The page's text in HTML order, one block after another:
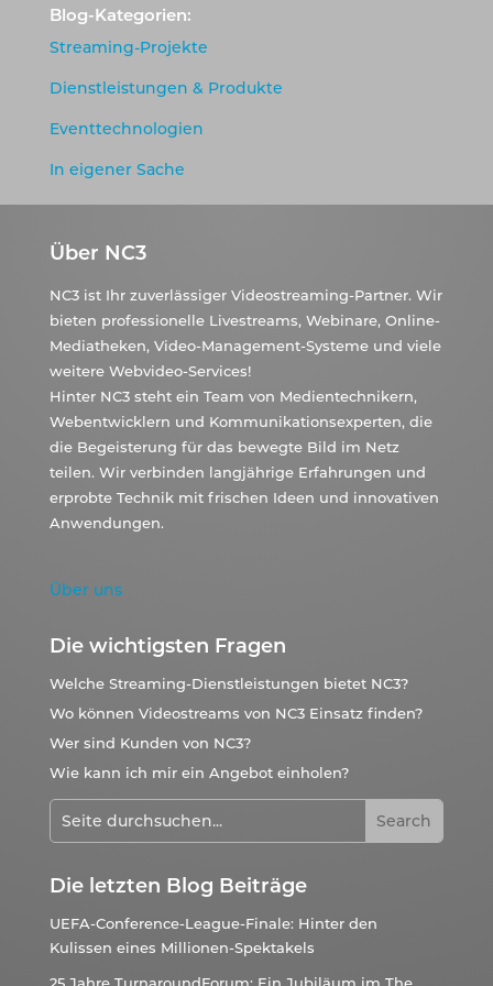
Blog-Kategorien:
Streaming-Projekte
Dienstleistungen & Produkte
Eventtechnologien
In eigener Sache
Über NC3
NC3 ist Ihr zuverlässiger Videostreaming-Partner. Wir
bieten professionelle Livestreams, Webinare, Online-
Mediatheken, Video-Management-Systeme und viele
weitere Webvideo-Services!
Hinter NC3 steht ein Team von Medientechnikern,
Webentwicklern und Kommunikationsexperten, die
die Begeisterung für das bewegte Bild im Netz
teilen. Wir verbinden langjährige Erfahrungen und
erprobte Technik mit frischen Ideen und innovativen
Anwendungen.
Über uns
Die wichtigsten Fragen
Welche Streaming-Dienstleistungen bietet NC3?
Wo können Videostreams von NC3 Einsatz finden?
Wer sind Kunden von NC3?
Wie kann ich mir ein Angebot einholen?
Die letzten Blog Beiträge
UEFA-Conference-League-Finale: Hinter den
Kulissen eines Millionen-Spektakels